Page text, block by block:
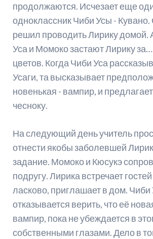
продолжаются. Исчезает еще
одноклассник Чиби Усы -
решил проводить Лирику домой.
Уса и Момоко застают Лирику
цветов. Когда Чиби Уса
Усаги, та высказывает
новенькая - вампир, и
чесноку.
На следующий день учитель
отнести якобы заболевшей
задание. Момоко и Кюсукэ
подругу. Лирика встречает
ласково, приглашает в дом. Чиби
отказывается верить, что её
вампир, пока не убеждается в
собственными глазами. Дело в